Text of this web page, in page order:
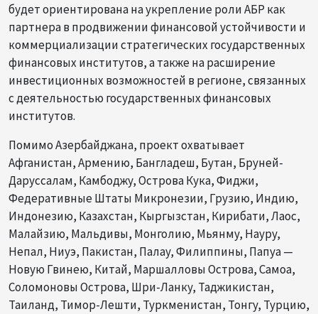
будет ориентирована на укрепление роли АБР как
партнера в продвижении финансовой устойчивости и
коммерциализации стратегических государственных
финансовых институтов, а также на расширение
инвестиционных возможностей в регионе, связанных
с деятельностью государственных финансовых
институтов.
Помимо Азербайджана, проект охватывает
Афганистан, Армению, Бангладеш, Бутан, Бруней-
Даруссалам, Камбоджу, Острова Кука, Фиджи,
Федеративные Штаты Микронезии, Грузию, Индию,
Индонезию, Казахстан, Кыргызстан, Кирибати, Лаос,
Малайзию, Мальдивы, Монголию, Мьянму, Науру,
Непал, Ниуэ, Пакистан, Палау, Филиппины, Папуа —
Новую Гвинею, Китай, Маршалловы Острова, Самоа,
Соломоновы Острова, Шри-Ланку, Таджикистан,
Таиланд, Тимор-Лешти, Туркменистан, Тонгу, Турцию,